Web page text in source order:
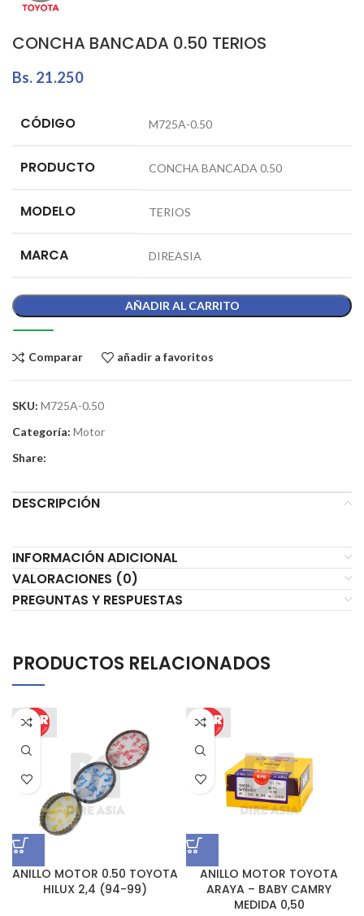
CONCHA BANCADA 0.50 TERIOS
Bs. 21.250
CÓDIGO M725A-0.50
PRODUCTO CONCHA BANCADA 0.50
MODELO TERIOS
MARCA DIREASIA
AÑADIR AL CARRITO
Comparar añadir a favoritos
SKU: M725A-0.50
Categoría: Motor
Share:
DESCRIPCIÓN
INFORMACIÓN ADICIONAL
VALORACIONES (0)
PREGUNTAS Y RESPUESTAS
PRODUCTOS RELACIONADOS
ANILLO MOTOR 0.50 TOYOTA
HILUX 2,4 (94-99)
ANILLO MOTOR TOYOTA
ARAYA – BABY CAMRY
MEDIDA 0,50